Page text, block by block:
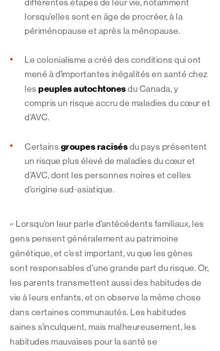
différentes étapes de leur vie, notamment
lorsqu’elles sont en âge de procréer, à la
périménopause et après la ménopause.
Le colonialisme a créé des conditions qui ont
mené à d’importantes inégalités en santé chez
les peuples autochtones du Canada, y
compris un risque accru de maladies du cœur et
d’AVC.
Certains groupes racisés du pays présentent
un risque plus élevé de maladies du cœur et
d’AVC, dont les personnes noires et celles
d’origine sud-asiatique.
« Lorsqu’on leur parle d’antécédents familiaux, les
gens pensent généralement au patrimoine
génétique, et c’est important, vu que les gènes
sont responsables d’une grande part du risque. Or,
les parents transmettent aussi des habitudes de
vie à leurs enfants, et on observe la même chose
dans certaines communautés. Les habitudes
saines s’inculquent, mais malheureusement, les
habitudes mauvaises pour la santé se